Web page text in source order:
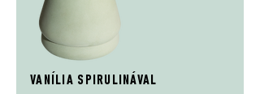
VANÍLIA SPIRULINÁVAL